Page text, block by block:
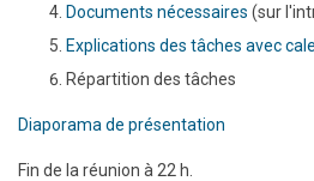
Documents nécessaires (sur
Explications des tâches avec
Répartition des tâches
Diaporama de présentation
Fin de la réunion à 22 h.